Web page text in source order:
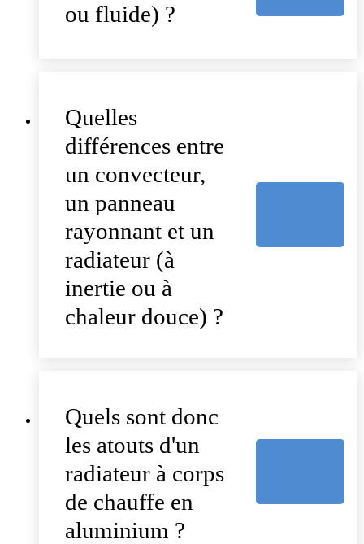
ou fluide) ?
Quelles
différences entre
un convecteur,
un panneau
rayonnant et un
radiateur (à
inertie ou à
chaleur douce) ?
Quels sont donc
les atouts d'un
radiateur à corps
de chauffe en
aluminium ?